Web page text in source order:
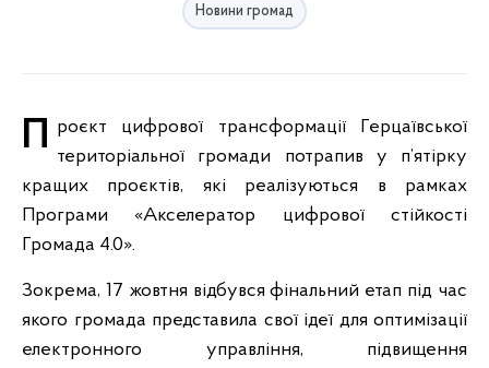
Новини громад
Проєкт цифрової трансформації Герцаївської територіальної громади потрапив у п’ятірку
кращих проєктів, які реалізуються в рамках
Програми «Акселератор цифрової стійкості
Громада 4.0».
Зокрема, 17 жовтня відбувся фінальний етап під час
якого громада представила свої ідеї для оптимізації
електронного управління, підвищення